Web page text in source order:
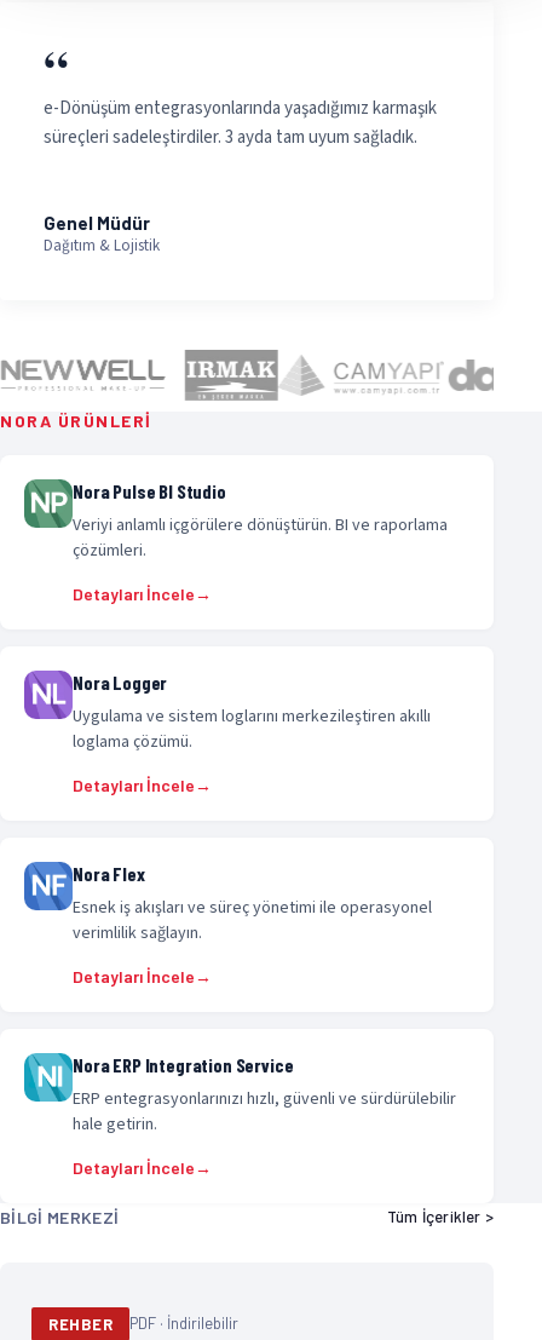
“
e-Dönüşüm entegrasyonlarında yaşadığımız karmaşık
süreçleri sadeleştirdiler. 3 ayda tam uyum sağladık.
Genel Müdür
Dağıtım & Lojistik
NORA ÜRÜNLERI
Nora Pulse BI Studio
Veriyi anlamlı içgörülere dönüştürün. BI ve raporlama
çözümleri.
Detayları İncele→
Nora Logger
Uygulama ve sistem loglarını merkezileştiren akıllı
loglama çözümü.
Detayları İncele→
Nora Flex
Esnek iş akışları ve süreç yönetimi ile operasyonel
verimlilik sağlayın.
Detayları İncele→
Nora ERP Integration Service
ERP entegrasyonlarınızı hızlı, güvenli ve sürdürülebilir
hale getirin.
Detayları İncele→
BILGI MERKEZI Tüm İçerikler >
REHBER PDF · İndirilebilir